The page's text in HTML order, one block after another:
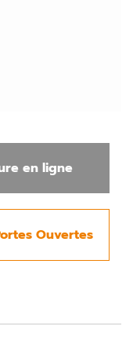
en ligne
Ouvertes